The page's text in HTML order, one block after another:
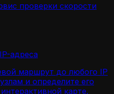
проверки скорости
адреса
маршрут до любого IP
и определите его
карте.